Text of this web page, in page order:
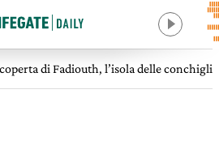
di Fadiouth, l’isola delle